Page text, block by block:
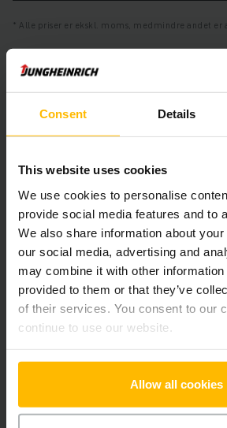
Consent Details
This website uses cookies
We use cookies to personalise
provide social media features and to
We also share information about
our social media, advertising and
may combine it with other information
provided to them or that they’ve
of their services. You consent to our
continue to use our website.
Allow all cookies
Alle priser er ekskl. moms, medmindre andet er
Det følgende afsnit giver en
Teknisk information
Batteri Bly-
Oplader Ja, V / A
Batteriets renoveringsår 2026
210 mm